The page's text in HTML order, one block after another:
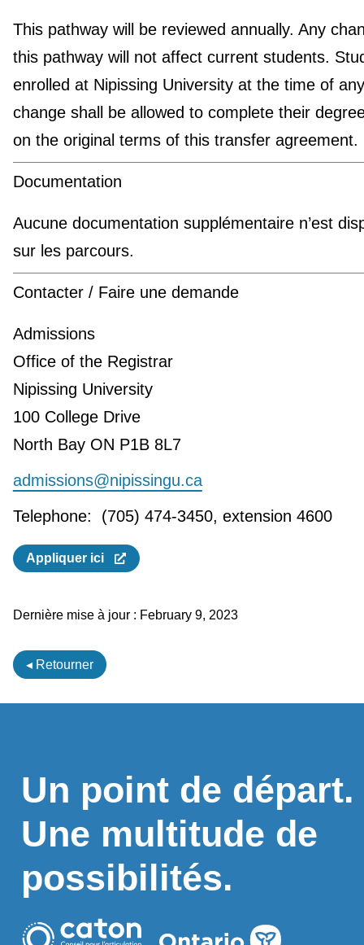
This pathway will be reviewed annually. Any
this pathway will not affect current students.
enrolled at Nipissing University at the time of any
change shall be allowed to complete their
on the original terms of this transfer agreement.
Documentation
Aucune documentation supplémentaire n’est
sur les parcours.
Contacter / Faire une demande
Admissions
Office of the Registrar
Nipissing University
100 College Drive
North Bay ON P1B 8L7
admissions@nipissingu.ca
Telephone: (705) 474-3450, extension 4600
Appliquer ici
Dernière mise à jour : February 9, 2023
◂ Retourner
Un point de départ.
Une multitude de
possibilités.